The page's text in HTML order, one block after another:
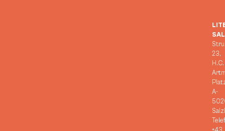
23,
H.C.
A-